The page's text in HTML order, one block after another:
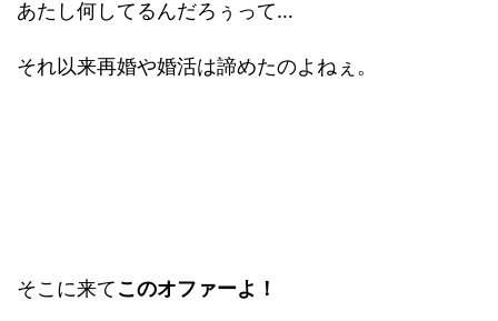
あたし何してるんだろぅって…
それ以来再婚や婚活は諦めたのよねぇ。
そこに来てこのオファーよ！